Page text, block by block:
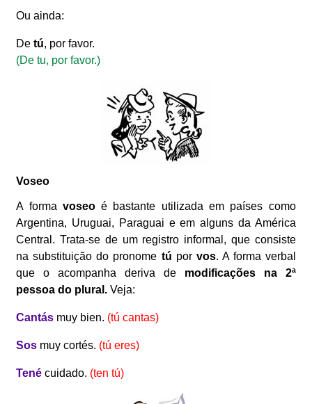
Ou ainda:
Detú, por favor.
(De tu, por favor.)
Voseo
A forma voseoé bastante utilizada em países como
Argentina, Uruguai, Paraguai e em alguns da América
Central. Trata-se de um registro informal, que consiste
na substituição do pronome tú por vos. A forma verbal
que o acompanha deriva de modificações na 2ª
pessoa do plural.Veja:
Cantás muy bien. (tú cantas)
Sos muy cortés. (tú eres)
Tené cuidado. (ten tú)